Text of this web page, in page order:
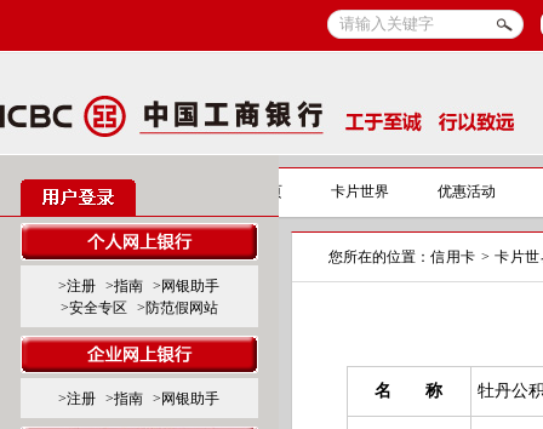
>注册 >指南
>网银助手
>安全专区
>防范假网站
>注册 >指南 >网银助手
信用卡 信用卡首页 卡片世界 优惠活动
标准卡产品系列
标准白金卡
标准金、普卡
联名卡产品系列
您所在的位置： 信用卡 > 卡片
名 称 牡丹公